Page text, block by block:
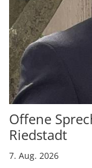
Offene
Riedstadt
7. Aug. 2026